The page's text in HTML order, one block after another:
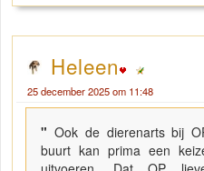
Heleen
25 december 2025 om 11:48
" Ook de dierenarts bij
buurt kan prima een